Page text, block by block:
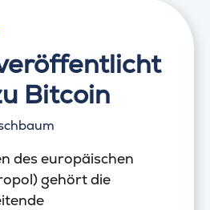
Bitcoin
des europäischen
gehört die